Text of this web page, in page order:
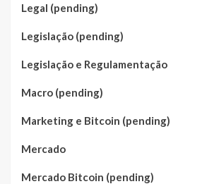
Legal (pending)
Legislação (pending)
Legislação e Regulamentação
Macro (pending)
Marketing e Bitcoin (pending)
Mercado
Mercado Bitcoin (pending)